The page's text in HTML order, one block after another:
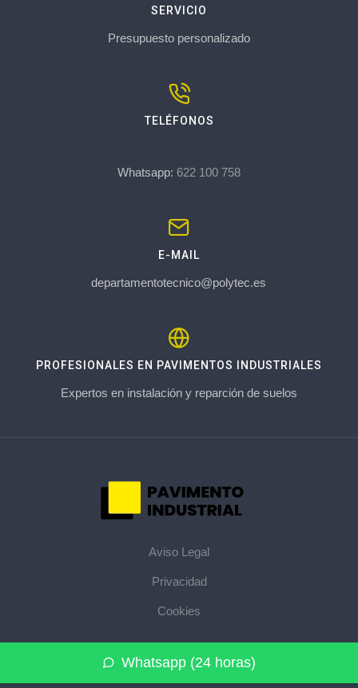
Whatsapp (24 horas)
SERVICIO
Presupuesto personalizado
TELÉFONOS
Whatsapp: 622 100 758
E-MAIL
departamentotecnico@polytec.es
PROFESIONALES EN PAVIMENTOS INDUSTRIALES
Expertos en instalación y reparción de suelos
Aviso Legal
Privacidad
Cookies
© 2026 pavimentoindustrial.pro · La web de pavimentos
industriales de su provincia · Mapa del sitio